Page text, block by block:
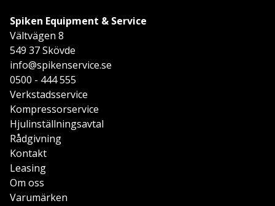
Spiken Equipment & Service
Vältvägen 8
549 37 Skövde
info@spikenservice.se
0500 - 444 555
Verkstadsservice
Kompressorservice
Hjulinställningsavtal
Rådgivning
Kontakt
Leasing
Om oss
Varumärken